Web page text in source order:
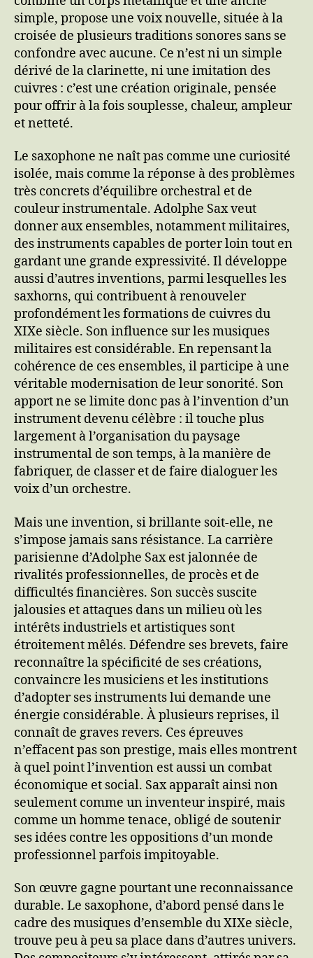
simple, propose une voix nouvelle, située à la
croisée de plusieurs traditions sonores sans se
confondre avec aucune. Ce n’est ni un simple
dérivé de la clarinette, ni une imitation des
cuivres : c’est une création originale, pensée
pour offrir à la fois souplesse, chaleur, ampleur
et netteté.
Le saxophone ne naît pas comme une curiosité
isolée, mais comme la réponse à des problèmes
très concrets d’équilibre orchestral et de
couleur instrumentale. Adolphe Sax veut
donner aux ensembles, notamment militaires,
des instruments capables de porter loin tout en
gardant une grande expressivité. Il développe
aussi d’autres inventions, parmi lesquelles les
saxhorns, qui contribuent à renouveler
profondément les formations de cuivres du
XIXe siècle. Son influence sur les musiques
militaires est considérable. En repensant la
cohérence de ces ensembles, il participe à une
véritable modernisation de leur sonorité. Son
apport ne se limite donc pas à l’invention d’un
instrument devenu célèbre : il touche plus
largement à l’organisation du paysage
instrumental de son temps, à la manière de
fabriquer, de classer et de faire dialoguer les
voix d’un orchestre.
Mais une invention, si brillante soit-elle, ne
s’impose jamais sans résistance. La carrière
parisienne d’Adolphe Sax est jalonnée de
rivalités professionnelles, de procès et de
difficultés financières. Son succès suscite
jalousies et attaques dans un milieu où les
intérêts industriels et artistiques sont
étroitement mêlés. Défendre ses brevets, faire
reconnaître la spécificité de ses créations,
convaincre les musiciens et les institutions
d’adopter ses instruments lui demande une
énergie considérable. À plusieurs reprises, il
connaît de graves revers. Ces épreuves
n’effacent pas son prestige, mais elles montrent
à quel point l’invention est aussi un combat
économique et social. Sax apparaît ainsi non
seulement comme un inventeur inspiré, mais
comme un homme tenace, obligé de soutenir
ses idées contre les oppositions d’un monde
professionnel parfois impitoyable.
Son œuvre gagne pourtant une reconnaissance
durable. Le saxophone, d’abord pensé dans le
cadre des musiques d’ensemble du XIXe siècle,
trouve peu à peu sa place dans d’autres univers.